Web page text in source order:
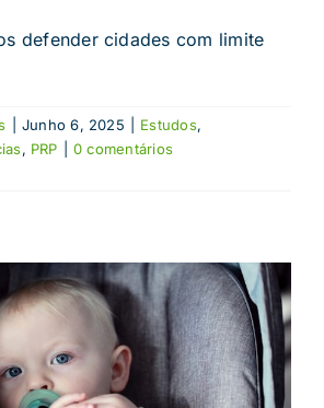
defender cidades com limite
Junho 6, 2025 Estudos,
, PRP
0 comentários